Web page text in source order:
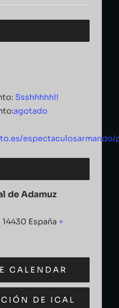
Ssshhhhh!!
agotado
de Adamuz
14430 España +
CALENDAR
DE ICAL